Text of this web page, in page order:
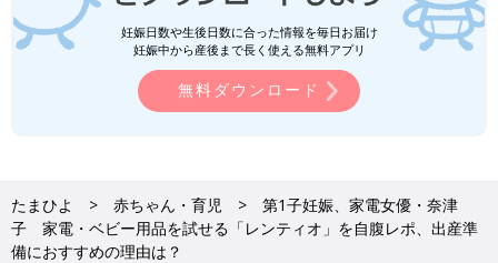
妊娠日数や生後日数に合った情報を毎日お届け
妊娠中から産後まで長く使える無料アプリ
無料ダウンロード
たまひよ 赤ちゃん・育児
第1子妊娠、家電女優・奈津
子 家電・ベビー用品を試せる「レンティオ」を自腹レポ、出産準
備におすすめの理由は？